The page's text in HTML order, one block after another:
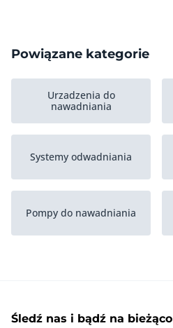
Powiązane kategorie
Urzadzenia do
nawadniania
Systemy odwadniania
Pompy do nawadniania
Śledź nas i bądź na bieżąco